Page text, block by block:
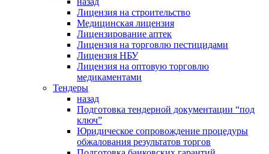
Лицензия на строительство
Медицинская лицензия
Лицензирование аптек
Лицензия на торговлю пестицидами
Лицензия НБУ
Лицензия на оптовую торговлю
медикаментами
Тендеры
назад
Подготовка тендерной документации “под
ключ”
Юридическое сопровождение процедуры
обжалования результатов торгов